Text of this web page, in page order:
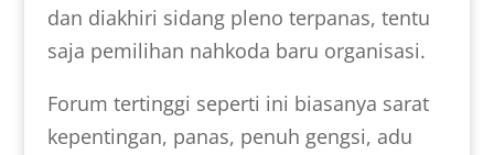
dan diakhiri sidang pleno terpanas, tentu
saja pemilihan nahkoda baru organisasi.
Forum tertinggi seperti ini biasanya sarat
kepentingan, panas, penuh gengsi, adu